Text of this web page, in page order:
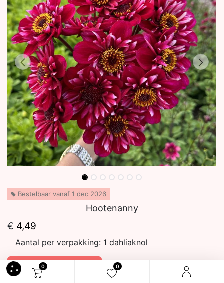
0 0
Bestelbaar vanaf 1 dec 2026
Hootenanny
€ 4,49
Aantal per verpakking: 1 dahliaknol
In winkelmandje